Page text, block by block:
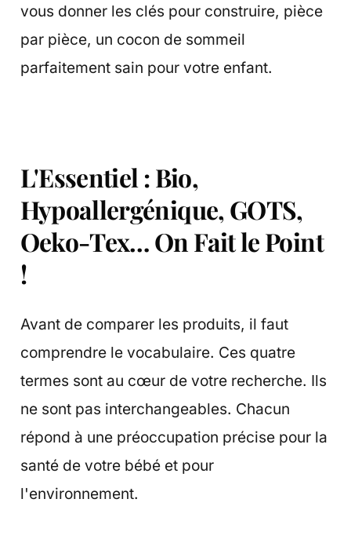
vous donner les clés pour construire, pièce
par pièce, un cocon de sommeil
parfaitement sain pour votre enfant.
L'Essentiel : Bio,
Hypoallergénique, GOTS,
Oeko-Tex… On Fait le Point
!
Avant de comparer les produits, il faut
comprendre le vocabulaire. Ces quatre
termes sont au cœur de votre recherche. Ils
ne sont pas interchangeables. Chacun
répond à une préoccupation précise pour la
santé de votre bébé et pour
l'environnement.